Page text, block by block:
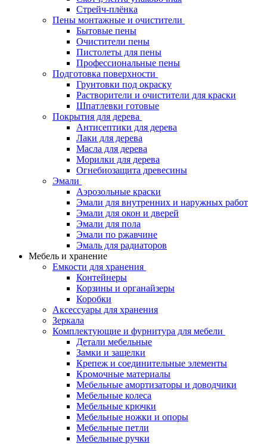
Стрейч-плёнка
Пены монтажные и очистители
Бытовые пены
Очистители пены
Пистолеты для пены
Профессиональные пены
Подготовка поверхности
Грунтовки под окраску
Растворители и очистители для краски
Шпатлевки готовые
Покрытия для дерева
Антисептики для дерева
Лаки для дерева
Масла для дерева
Морилки для дерева
Огнебиозащита древесины
Эмали
Аэрозольные краски
Эмали для внутренних и наружных работ
Эмали для окон и дверей
Эмали для пола
Эмали по ржавчине
Эмаль для радиаторов
Мебель и хранение
Емкости для хранения
Контейнеры
Корзины и органайзеры
Коробки
Аксессуары для хранения
Зеркала
Комплектующие и фурнитура для мебели
Детали мебельные
Замки и защелки
Крепеж и соединительные элементы
Кромочные материалы
Мебельные амортизаторы и доводчики
Мебельные колеса
Мебельные крючки
Мебельные ножки и опоры
Мебельные петли
Мебельные ручки